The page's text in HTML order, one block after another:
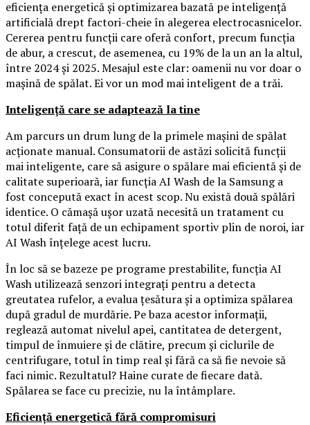
eficiența energetică și optimizarea bazată pe inteligență
artificială drept factori-cheie în alegerea electrocasnicelor.
Cererea pentru funcții care oferă confort, precum funcția
de abur, a crescut, de asemenea, cu 19% de la un an la altul,
între 2024 și 2025. Mesajul este clar: oamenii nu vor doar o
mașină de spălat. Ei vor un mod mai inteligent de a trăi.
Inteligență care se adaptează la tine
Am parcurs un drum lung de la primele mașini de spălat
acționate manual. Consumatorii de astăzi solicită funcții
mai inteligente, care să asigure o spălare mai eficientă și de
calitate superioară, iar funcția AI Wash de la Samsung a
fost concepută exact în acest scop. Nu există două spălări
identice. O cămașă ușor uzată necesită un tratament cu
totul diferit față de un echipament sportiv plin de noroi, iar
AI Wash înțelege acest lucru.
În loc să se bazeze pe programe prestabilite, funcția AI
Wash utilizează senzori integrați pentru a detecta
greutatea rufelor, a evalua țesătura și a optimiza spălarea
după gradul de murdărie. Pe baza acestor informații,
reglează automat nivelul apei, cantitatea de detergent,
timpul de înmuiere și de clătire, precum și ciclurile de
centrifugare, totul în timp real și fără ca să fie nevoie să
faci nimic. Rezultatul? Haine curate de fiecare dată.
Spălarea se face cu precizie, nu la întâmplare.
Eficiență energetică fără compromisuri